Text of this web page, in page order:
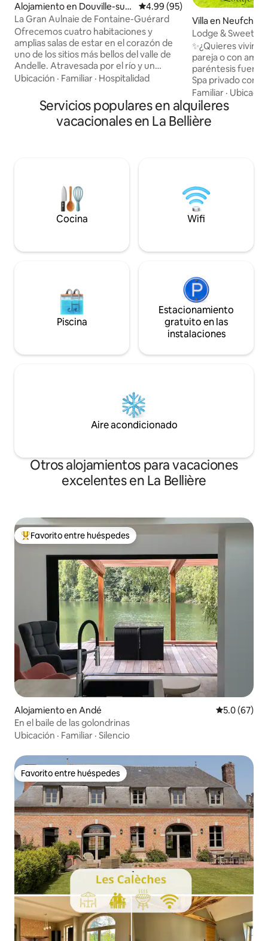
Alojamiento en Douville-sur-
Andelle
Calificación promedio: 4.99 de
4.99 (95)
La Gran Aulnaie de Fontaine-Guérard
Ofrecemos cuatro habitaciones y
amplias salas de estar en el corazón de
uno de los sitios más bellos del valle de
Andelle. Atravesada por el río y un
pequeño estanque, en el corazón de un
todas las estaciones decoraciones
variadas y coloridas, La Grande Aulnaie
está bordeada por la abadía de Fontaine-
huéspedes.
Ubicación · Familiar · Hospitalidad
Villa en
Lodge & Sweety
✨¿Quieres vivir
pareja o con amigos?❤️
paréntesis fuera
Spa privado con
bajo el Cielo
invitación a viajar
Relájese en el
Bienestar con •
tranquilidad del
Familiar ·
Servicios populares en alquileres
vacacionales en La Bellière
Cocina Wifi
Piscina
Estacionamiento
gratuito en las
instalaciones
Aire acondicionado
Otros alojamientos para vacaciones
excelentes en La Bellière
Favorito entre huéspedes preferido
Favorito entre huéspedes
Alojamiento en Andé Calificación
5.0 (67)
En el baile de las golondrinas
Ubicación · Familiar · Silencio
Favorito entre huéspedes
Favorito entre huéspedes